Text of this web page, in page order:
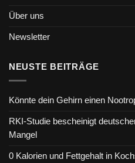
Über uns
Newsletter
NEUSTE BEITRÄGE
Könnte dein Gehirn einen
RKI-Studie bescheinigt
Mangel
0 Kalorien und Fettgehalt in